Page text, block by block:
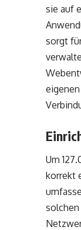
sie auf
sorgt
Um
korrekt